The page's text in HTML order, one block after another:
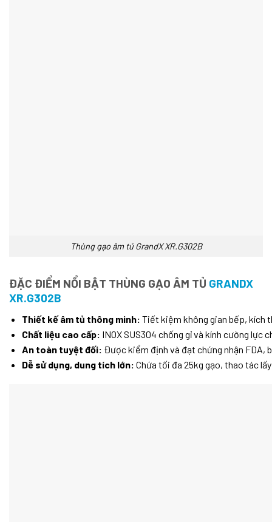
Thùng gạo âm tủ GrandX XR.G302B
ĐẶC ĐIỂM NỔI BẬT THÙNG GẠO ÂM TỦ GRANDX
XR.G302B
Thiết kế âm tủ thông minh: Tiết kiệm không gian bếp, kích
Chất liệu cao cấp: INOX SUS304 chống gỉ và kính cường lực
An toàn tuyệt đối: Được kiểm định và đạt chứng nhận FDA,
Dễ sử dụng, dung tích lớn: Chứa tối đa 25kg gạo, thao tác